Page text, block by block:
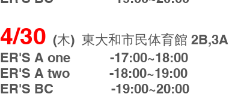
4/30 (木) 東大和市民体育館 2B,3A
ER'S A one -17:00~18:00
ER'S A two -18:00~19:00
ER'S BC -19:00~20:00